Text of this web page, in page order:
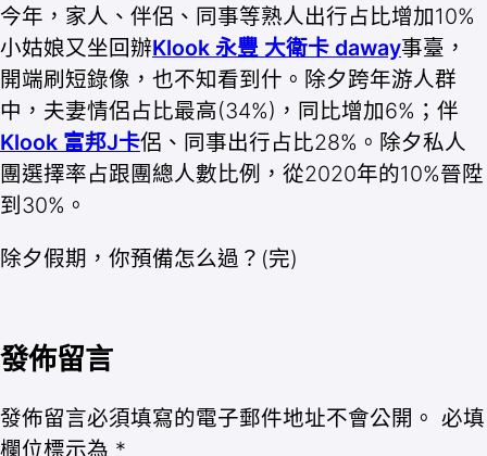
今年，家人、伴侶、同事等熟人出行占比增加10%
小姑娘又坐回辦Klook 永豐 大衛卡 daway事臺，
開端刷短錄像，也不知看到什。除夕跨年游人群
中，夫妻情侶占比最高(34%)，同比增加6%；伴
Klook 富邦J卡侶、同事出行占比28%。除夕私人
團選擇率占跟團總人數比例，從2020年的10%晉陞
到30%。
除夕假期，你預備怎么過？(完)
發佈留言
發佈留言必須填寫的電子郵件地址不會公開。 必填
欄位標示為 *